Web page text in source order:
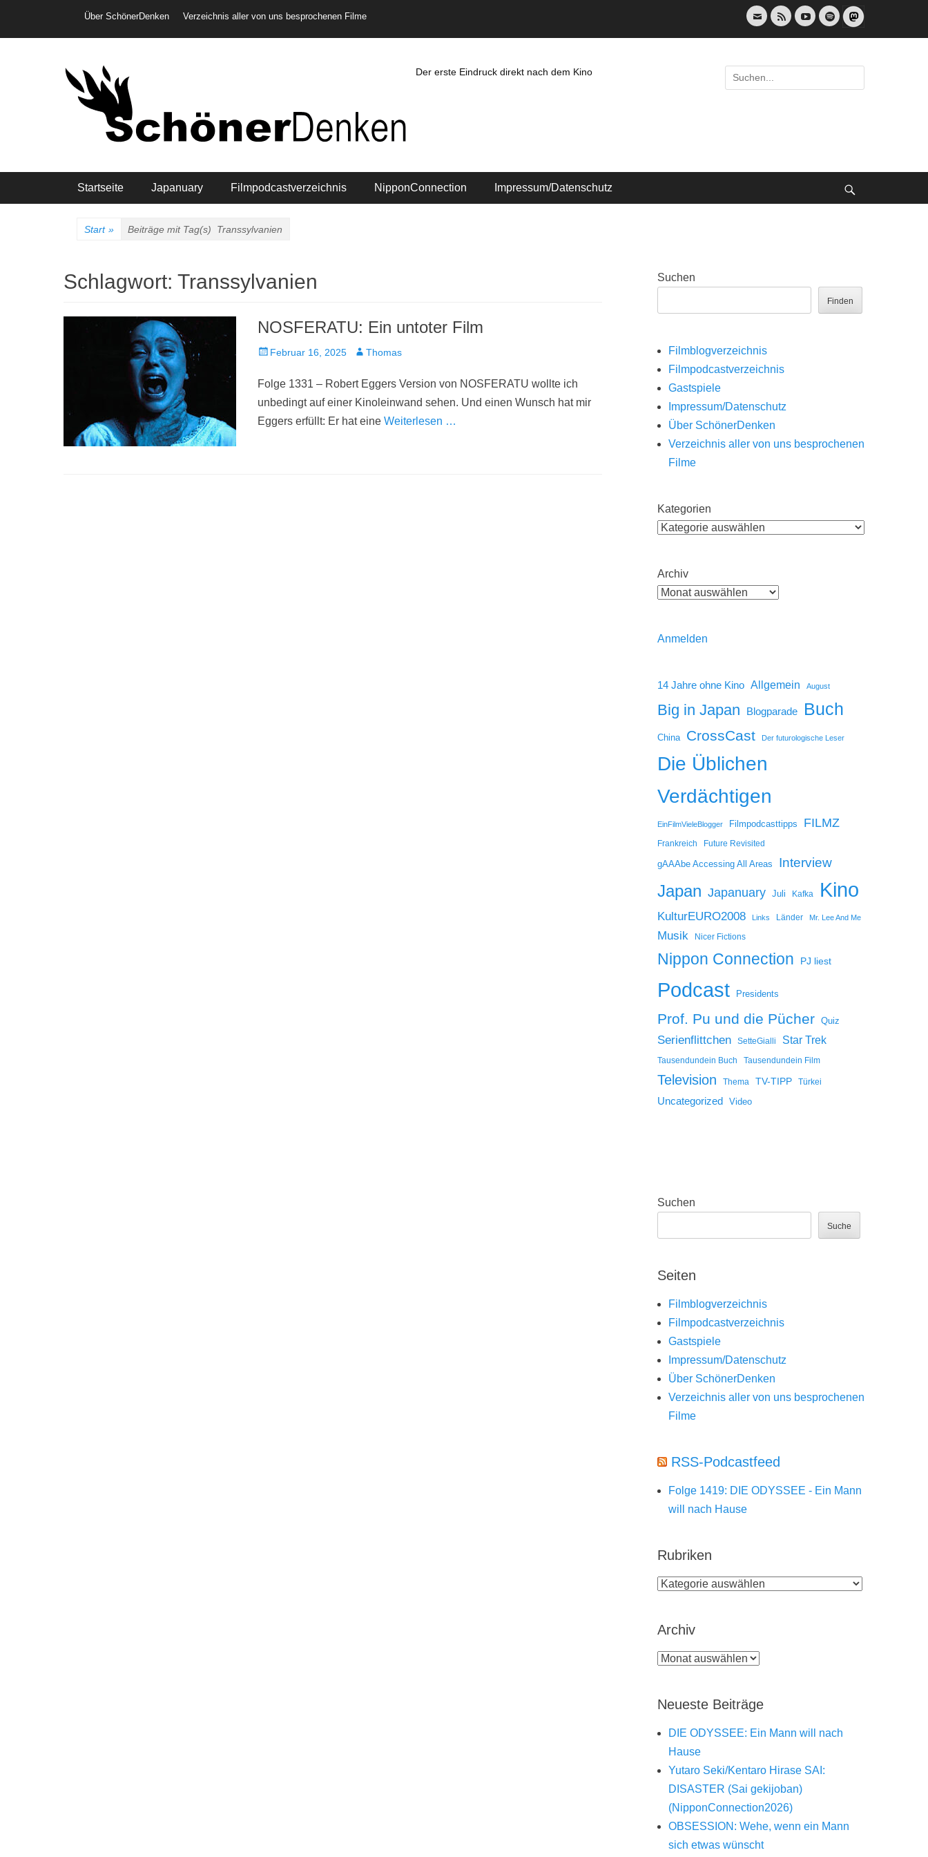
Header-Menü
Über SchönerDenken Verzeichnis aller von uns besprochenen Filme
E-
Mail
Feed YouTubeSpotify
Der erste Eindruck direkt nach dem Kino
Suche
nach:
Hauptmenü
Startseite Japanuary Filmpodcastverzeichnis NipponConnection Impressum/Datenschutz
Start » Beiträge mit Tag(s) Transsylvanien
Schlagwort: Transsylvanien
NOSFERATU: Ein untoter Film
Veröffentlicht
Februar 16, 2025 AutorThomas
Folge 1331 – Robert Eggers Version von NOSFERATU wollte ich
unbedingt auf einer Kinoleinwand sehen. Und einen Wunsch hat mir
Eggers erfüllt: Er hat eine Weiterlesen …
Suchen
Finden
Filmblogverzeichnis
Filmpodcastverzeichnis
Gastspiele
Impressum/Datenschutz
Über SchönerDenken
Verzeichnis aller von uns besprochenen
Filme
Kategorien
Archiv
Anmelden
14 Jahre ohne Kino Allgemein August
Big in Japan Blogparade Buch
China CrossCast Der futurologische Leser
Die Üblichen
Verdächtigen
EinFilmVieleBlogger Filmpodcasttipps FILMZ
Frankreich Future Revisited
gAAAbe Accessing All Areas Interview
Japan Japanuary Juli Kafka Kino
KulturEURO2008 Links Länder Mr. Lee And Me
Musik Nicer Fictions
Nippon Connection PJ liest
Podcast Presidents
Prof. Pu und die Pücher Quiz
Serienflittchen SetteGialli Star Trek
Tausendundein Buch Tausendundein Film
Television Thema TV-TIPP Türkei
Uncategorized Video
Suchen
Suche
Seiten
Filmblogverzeichnis
Filmpodcastverzeichnis
Gastspiele
Impressum/Datenschutz
Über SchönerDenken
Verzeichnis aller von uns besprochenen
Filme
RSS-Podcastfeed
Folge 1419: DIE ODYSSEE - Ein Mann
will nach Hause
Rubriken
Rubriken
Archiv
Archiv
Neueste Beiträge
DIE ODYSSEE: Ein Mann will nach
Hause
Yutaro Seki/Kentaro Hirase SAI:
DISASTER (Sai gekijoban)
(NipponConnection2026)
OBSESSION: Wehe, wenn ein Mann
sich etwas wünscht